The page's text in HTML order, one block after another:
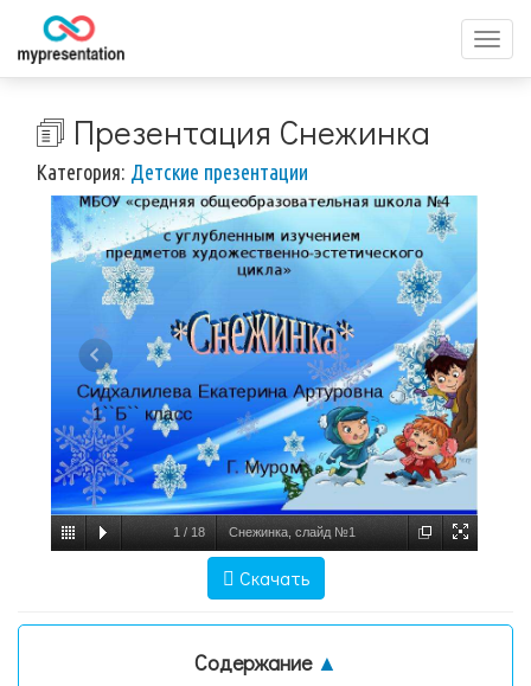
меню
🗊 Презентация Снежинка
Категория: Детские презентации
1 / 18 Снежинка, слайд №1
Скачать
Содержание ▲